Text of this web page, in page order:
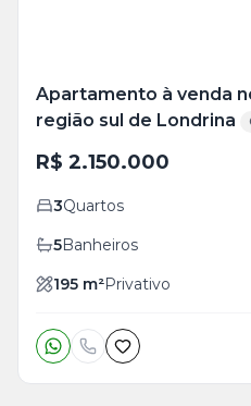
Apartamento à venda
região sul de Londrina
R$ 2.150.000
3Quartos
5Banheiros
195 m²Privativo